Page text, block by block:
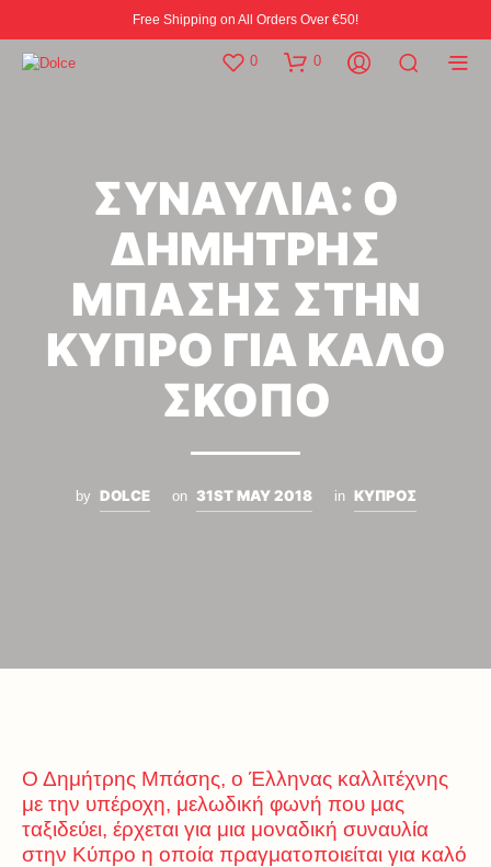
Free Shipping on All Orders Over €50!
0 0
ΣΥΝΑΥΛΙΑ: Ο
ΔΗΜΗΤΡΗΣ
ΜΠΑΣΗΣ ΣΤΗΝ
ΚΥΠΡΟ ΓΙΑ ΚΑΛΟ
ΣΚΟΠΟ
by DOLCE on 31ST MAY 2018 in ΚΥΠΡΟΣ
Ο Δημήτρης Μπάσης, ο Έλληνας καλλιτέχνης
με την υπέροχη, μελωδική φωνή που μας
ταξιδεύει, έρχεται για μια μοναδική συναυλία
στην Κύπρο η οποία πραγματοποιείται για καλό